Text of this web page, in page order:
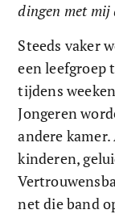
dingen met mij
Steeds vaker
een
tijdens
Jongeren
andere
kinderen,
net die band